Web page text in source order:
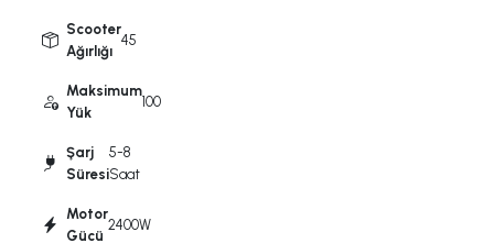
Scooter
Ağırlığı
45
Maksimum
Yük
100
Şarj
Süresi
5-8
Saat
Motor
Gücü
2400W